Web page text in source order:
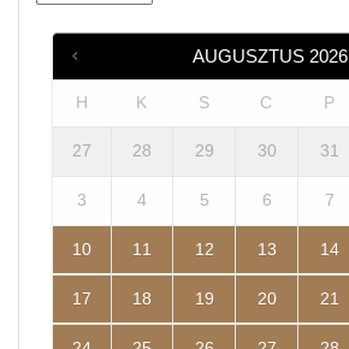
AUGUSZTUS 2026
H K S C P
27 28 29 30 31
3 4 5 6 7
10 11 12 13 14
17 18 19 20 21